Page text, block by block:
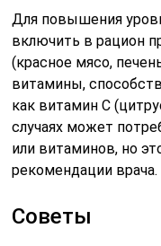
Для повышения
включить в рацион
(красное мясо,
витамины,
как витамин C
случаях может
или витаминов, но
рекомендации врача.
Советы